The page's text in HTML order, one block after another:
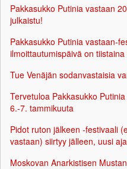
Pakkasukko Putinia vastaan
julkaistu!
Pakkasukko Putinia vastaan-
ilmoittautumispäivä on
Tue Venäjän sodanvastaisia
Tervetuloa Pakkasukko
6.-7. tammikuuta
Pidot ruton jälkeen -festivaali
vastaan) siirtyy jälleen, uusi
Moskovan Anarkistisen